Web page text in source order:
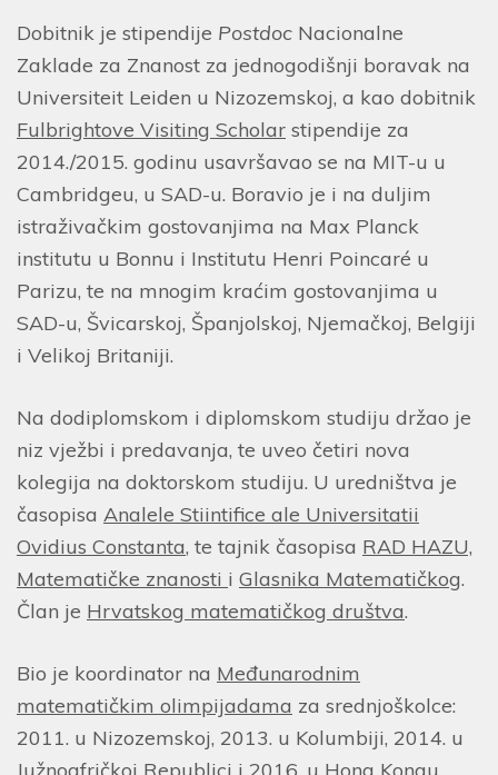
Dobitnik je stipendije Postdoc Nacionalne
Zaklade za Znanost za jednogodišnji boravak na
Universiteit Leiden u Nizozemskoj, a kao dobitnik
Fulbrightove Visiting Scholar stipendije za
2014./2015. godinu usavršavao se na MIT-u u
Cambridgeu, u SAD-u. Boravio je i na duljim
istraživačkim gostovanjima na Max Planck
institutu u Bonnu i Institutu Henri Poincaré u
Parizu, te na mnogim kraćim gostovanjima u
SAD-u, Švicarskoj, Španjolskoj, Njemačkoj, Belgiji
i Velikoj Britaniji.
Na dodiplomskom i diplomskom studiju držao je
niz vježbi i predavanja, te uveo četiri nova
kolegija na doktorskom studiju. U uredništva je
časopisa Analele Stiintifice ale Universitatii
Ovidius Constanta, te tajnik časopisa RAD HAZU,
Matematičke znanosti i Glasnika Matematičkog.
Član je Hrvatskog matematičkog društva.
Bio je koordinator na Međunarodnim
matematičkim olimpijadama za srednjoškolce:
2011. u Nizozemskoj, 2013. u Kolumbiji, 2014. u